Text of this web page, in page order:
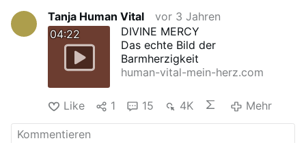
Tanja Human Vital
vor 3 Jahren
04:22
DIVINE MERCY
Das echte Bild der
Barmherzigkeit
human-vital-mein-herz.com
Like 1 15 4K Mehr